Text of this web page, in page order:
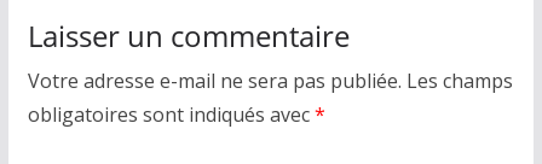
Laisser un commentaire
Votre adresse e-mail ne sera pas publiée. Les champs
obligatoires sont indiqués avec*